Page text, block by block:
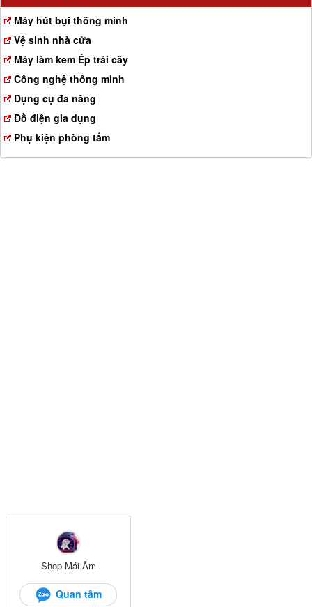
Máy hút bụi thông minh
Vệ sinh nhà cửa
Máy làm kem Ép trái cây
Công nghệ thông minh
Dụng cụ đa năng
Đồ điện gia dụng
Phụ kiện phòng tắm